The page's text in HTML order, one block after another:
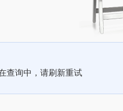
查询中，请刷新重试